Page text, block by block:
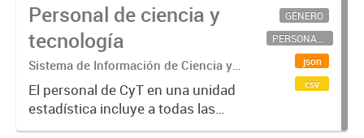
Personal de ciencia y
tecnología
Sistema de Información de Ciencia y
Tecnología Argentino (SICYTAR)
El personal de CyT en una unidad
estadística incluye a todas las
personas involucradas
GÉNERO
PERSONAL CIENTÍFICO-TECNOLÓGICO
json
csv